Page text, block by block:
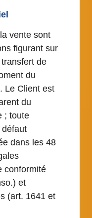
vente sont
figurant sur
de
du
Le Client est
du
; toute
dans les 48
conformité
et
(art. 1641 et